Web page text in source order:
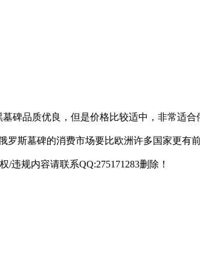
碑品质优良，但是价格比较适中，非常适合
斯墓碑的消费市场要比欧洲许多国家更有前
违规内容请联系QQ:275171283删除！